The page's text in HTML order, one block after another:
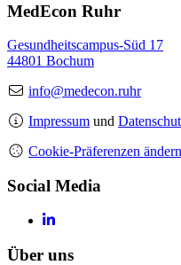
MedEcon Ruhr
Gesundheitscampus-Süd 17
44801 Bochum
info@medecon.ruhr
Impressum und
Cookie-Präferenzen ändern
Social Media
Über uns